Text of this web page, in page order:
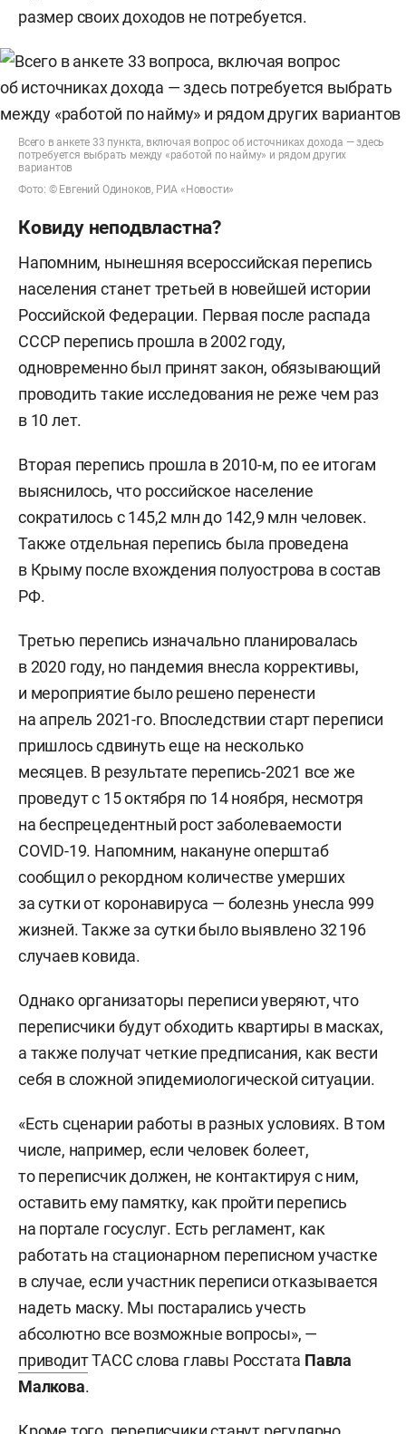
размер своих доходов не потребуется.
Всего в анкете 33 пункта, включая вопрос об источниках дохода — здесь
потребуется выбрать между «работой по найму» и рядом других
вариантов
Фото: © Евгений Одиноков, РИА «Новости»
Ковиду неподвластна?
Напомним, нынешняя всероссийская перепись
населения станет третьей в новейшей истории
Российской Федерации. Первая после распада
СССР перепись прошла в 2002 году,
одновременно был принят закон, обязывающий
проводить такие исследования не реже чем раз
в 10 лет.
Вторая перепись прошла в 2010-м, по ее итогам
выяснилось, что российское население
сократилось с 145,2 млн до 142,9 млн человек.
Также отдельная перепись была проведена
в Крыму после вхождения полуострова в состав
РФ.
Третью перепись изначально планировалась
в 2020 году, но пандемия внесла коррективы,
и мероприятие было решено перенести
на апрель 2021-го. Впоследствии старт переписи
пришлось сдвинуть еще на несколько
месяцев. В результате перепись-2021 все же
проведут с 15 октября по 14 ноября, несмотря
на беспрецедентный рост заболеваемости
COVID-19. Напомним, накануне оперштаб
сообщил о рекордном количестве умерших
за сутки от коронавируса — болезнь унесла 999
жизней. Также за сутки было выявлено 32 196
случаев ковида.
Однако организаторы переписи уверяют, что
переписчики будут обходить квартиры в масках,
а также получат четкие предписания, как вести
себя в сложной эпидемиологической ситуации.
«Есть сценарии работы в разных условиях. В том
числе, например, если человек болеет,
то переписчик должен, не контактируя с ним,
оставить ему памятку, как пройти перепись
на портале госуслуг. Есть регламент, как
работать на стационарном переписном участке
в случае, если участник переписи отказывается
надеть маску. Мы постарались учесть
абсолютно все возможные вопросы», —
приводитТАСС слова главы Росстата Павла
Малкова.